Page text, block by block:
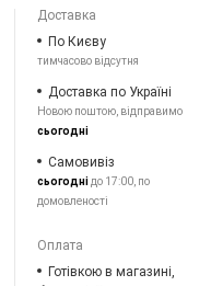
Доставка
По Києву
тимчасово відсутня
Доставка по Україні
Новою поштою, відправимо
сьогодні
Самовивіз
сьогоднідо 17:00, по
домовленості
Оплата
Готівкою в магазині,